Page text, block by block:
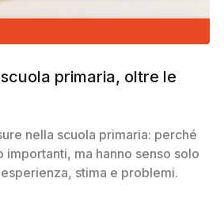
primaria, oltre le
nella scuola primaria: perché
importanti, ma hanno senso solo
stima e problemi.